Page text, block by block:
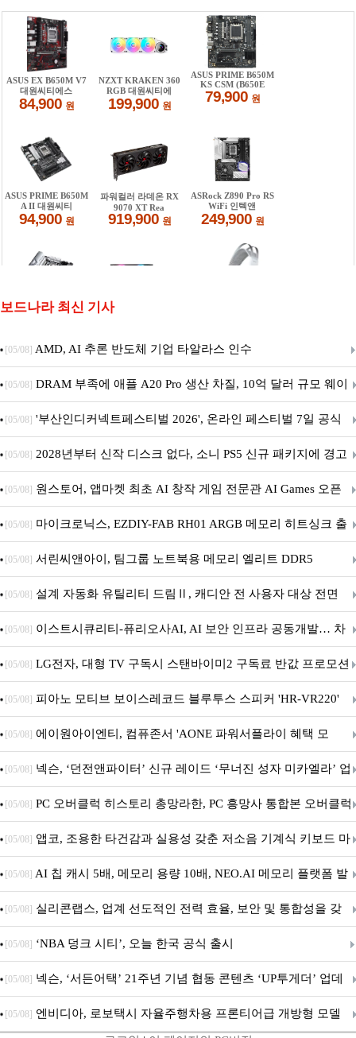
보드나라 최신 기사
[05/08] AMD, AI 추론 반도체 기업 타알라스 인수
[05/08] DRAM 부족에 애플 A20 Pro 생산 차질, 10억 달러 규모 웨이
퍼 대기
[05/08] '부산인디커넥트페스티벌 2026', 온라인 페스티벌 7일 공식
개막... 22일간 진행
[05/08] 2028년부터 신작 디스크 없다, 소니 PS5 신규 패키지에 경고
문 추가
[05/08] 원스토어, 앱마켓 최초 AI 창작 게임 전문관 AI Games 오픈
[05/08] 마이크로닉스, EZDIY-FAB RH01 ARGB 메모리 히트싱크 출
시
[05/08] 서린씨앤아이, 팀그룹 노트북용 메모리 엘리트 DDR5
5600MHz 16GB 출시
[05/08] 설계 자동화 유틸리티 드림Ⅱ, 캐디안 전 사용자 대상 전면
무상 배포
[05/08] 이스트시큐리티-퓨리오사AI, AI 보안 인프라 공동개발… 차
세대 AI 보안 플랫폼 구축
[05/08] LG전자, 대형 TV 구독시 스탠바이미2 구독료 반값 프로모션
[05/08] 피아노 모티브 보이스레코드 블루투스 스피커 'HR-VR220'
출시
[05/08] 에이원아이엔티, 컴퓨존서 'AONE 파워서플라이 혜택 모
음.ZIP' 이벤트 진행
[05/08] 넥슨, ‘던전앤파이터’ 신규 레이드 ‘무너진 성자 미카엘라’ 업
데이트!
[05/08] PC 오버클럭 히스토리 총망라한, PC 흥망사 통합본 오버클럭
특집(1-4편)
[05/08] 앱코, 조용한 타건감과 실용성 갖춘 저소음 기계식 키보드 마
우스 세트 'KM580' 출시
[05/08] AI 칩 캐시 5배, 메모리 용량 10배, NEO.AI 메모리 플랫폼 발
표
[05/08] 실리콘랩스, 업계 선도적인 전력 효율, 보안 및 통합성을 갖
춘 초저전력 블루투스 LE SoC ‘BG2B’ 공개
[05/08] ‘NBA 덩크 시티’, 오늘 한국 공식 출시
[05/08] 넥슨, ‘서든어택’ 21주년 기념 협동 콘텐츠 ‘UP투게더’ 업데
이트
[05/08] 엔비디아, 로보택시 자율주행차용 프론티어급 개방형 모델